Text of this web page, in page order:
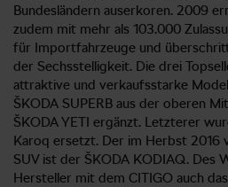
Bundesländern auserkoren. 2009
zudem mit mehr als 103.000
für Importfahrzeuge und
der Sechsstelligkeit. Die drei
attraktive und verkaufsstarke
ŠKODA SUPERB aus der oberen
ŠKODA YETI ergänzt. Letzterer
Karoq ersetzt. Der im Herbst
SUV ist der ŠKODA KODIAQ. Des
Hersteller mit dem CITIGO auch